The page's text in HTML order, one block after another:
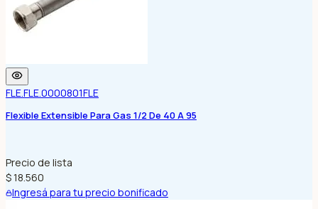
FLE.FLE.0000801FLE
Flexible Extensible Para Gas 1/2 De 40 A 95
Precio de lista
$ 18.560
Ingresá para tu precio bonificado